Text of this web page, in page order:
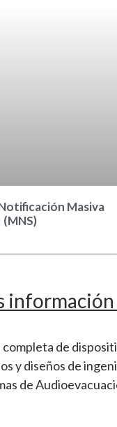
Masiva
(MNS)
completa de
y diseños de
de